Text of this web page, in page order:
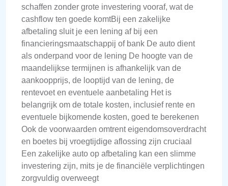
schaffen zonder grote investering vooraf, wat de
cashflow ten goede komtBij een zakelijke
afbetaling sluit je een lening af bij een
financieringsmaatschappij of bank De auto dient
als onderpand voor de lening De hoogte van de
maandelijkse termijnen is afhankelijk van de
aankoopprijs, de looptijd van de lening, de
rentevoet en eventuele aanbetaling Het is
belangrijk om de totale kosten, inclusief rente en
eventuele bijkomende kosten, goed te berekenen
Ook de voorwaarden omtrent eigendomsoverdracht
en boetes bij vroegtijdige aflossing zijn cruciaal
Een zakelijke auto op afbetaling kan een slimme
investering zijn, mits je de financiële verplichtingen
zorgvuldig overweegt